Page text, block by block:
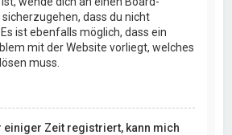
dass du nicht
ist ebenfalls möglich, dass ein
mit der Website vorliegt, welches
muss.
einiger Zeit registriert, kann mich